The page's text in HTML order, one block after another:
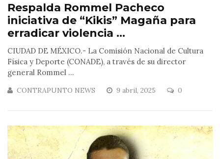
Respalda Rommel Pacheco
iniciativa de “Kikis” Magaña para
erradicar violencia ...
CIUDAD DE MÉXICO.- La Comisión Nacional de Cultura
Física y Deporte (CONADE), a través de su director
general Rommel ...
CONTRAPUNTO NEWS 9 abril, 2025 0